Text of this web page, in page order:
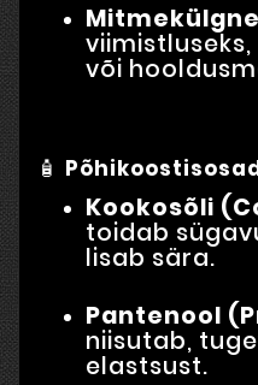
või
🧴
Kookosõli
toidab
lisab sära.
Pantenool
niisutab,
elastsust.